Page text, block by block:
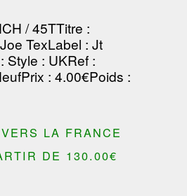
/ 45TTitre :
Joe TexLabel : Jt
: Style : UKRef:
Prix : 4.00€Poids :
LA FRANCE
DE 130.00€